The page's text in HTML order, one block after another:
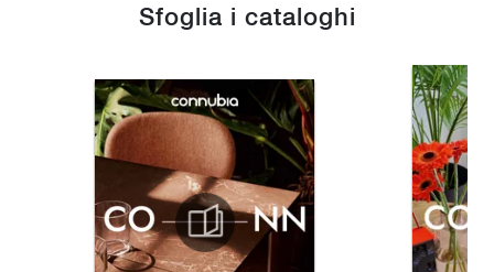
Sfoglia i cataloghi